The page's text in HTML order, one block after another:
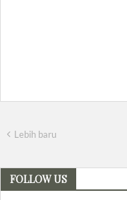
Lebih baru
FOLLOW US